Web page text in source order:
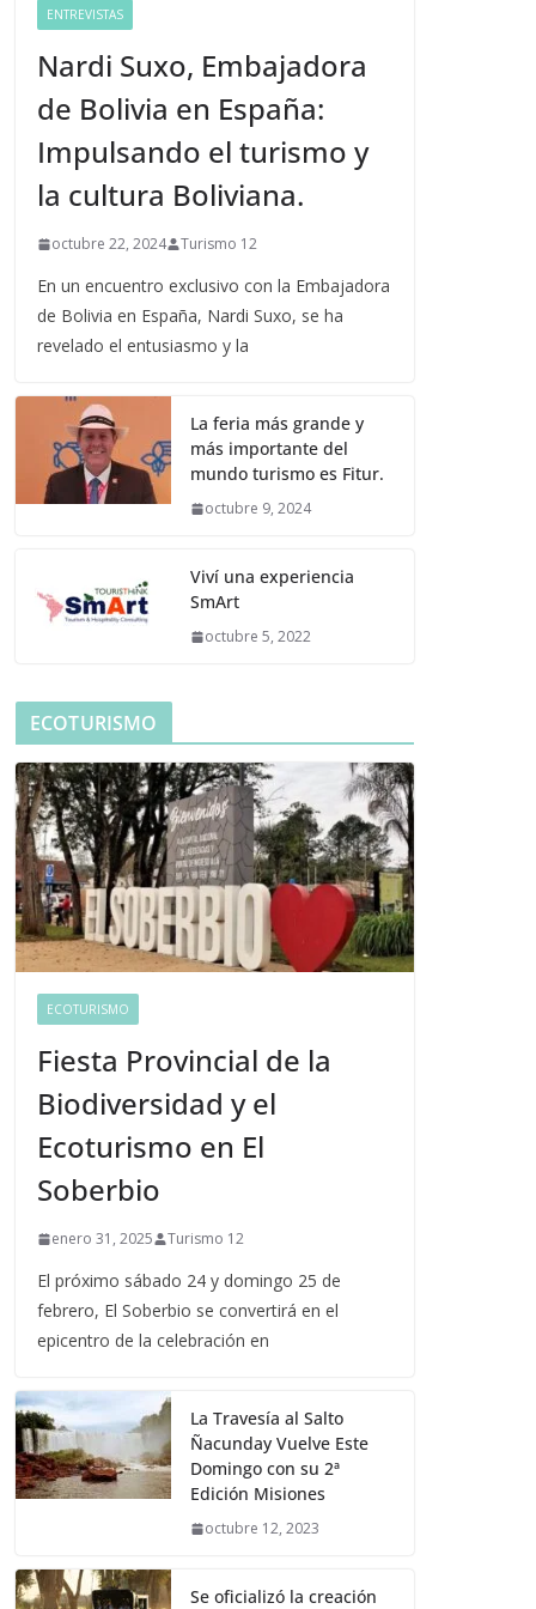
ENTREVISTAS
Nardi Suxo, Embajadora
de Bolivia en España:
Impulsando el turismo y
la cultura Boliviana.
octubre 22, 2024 Turismo 12
En un encuentro exclusivo con la Embajadora
de Bolivia en España, Nardi Suxo, se ha
revelado el entusiasmo y la
La feria más grande y
más importante del
mundo turismo es Fitur.
octubre 9, 2024
Viví una experiencia
SmArt
octubre 5, 2022
ECOTURISMO
ECOTURISMO
Fiesta Provincial de la
Biodiversidad y el
Ecoturismo en El
Soberbio
enero 31, 2025 Turismo 12
El próximo sábado 24 y domingo 25 de
febrero, El Soberbio se convertirá en el
epicentro de la celebración en
La Travesía al Salto
Ñacunday Vuelve Este
Domingo con su 2ª
Edición Misiones
octubre 12, 2023
Se oficializó la creación